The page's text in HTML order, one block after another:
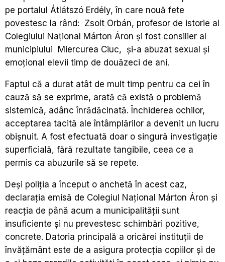
pe portalul Átlátszó Erdély, în care nouă fete
povestesc la rând: Zsolt Orbán, profesor de istorie al
Colegiului Național Márton Áron și fost consilier al
municipiului Miercurea Ciuc, și-a abuzat sexual și
emoțional elevii timp de douăzeci de ani.
Faptul că a durat atât de mult timp pentru ca cei în
cauză să se exprime, arată că există o problemă
sistemică, adânc înrădăcinată. Închiderea ochilor,
acceptarea tacită ale întâmplărilor a devenit un lucru
obișnuit. A fost efectuată doar o singură investigație
superficială, fără rezultate tangibile, ceea ce a
permis ca abuzurile să se repete.
Deși poliția a început o anchetă în acest caz,
declarația emisă de Colegiul Național Márton Áron și
reacția de până acum a municipalității sunt
insuficiente și nu prevestesc schimbări pozitive,
concrete. Datoria principală a oricărei instituții de
învățământ este de a asigura protecția copiilor și de